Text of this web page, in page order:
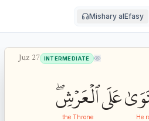
Mishary alEfasy
Juz 27 INTERMEDIATE
He
عَلَىٱلۡعَرۡشِۖ
the Throne